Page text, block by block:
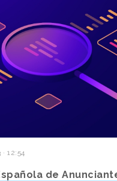
12:54
de